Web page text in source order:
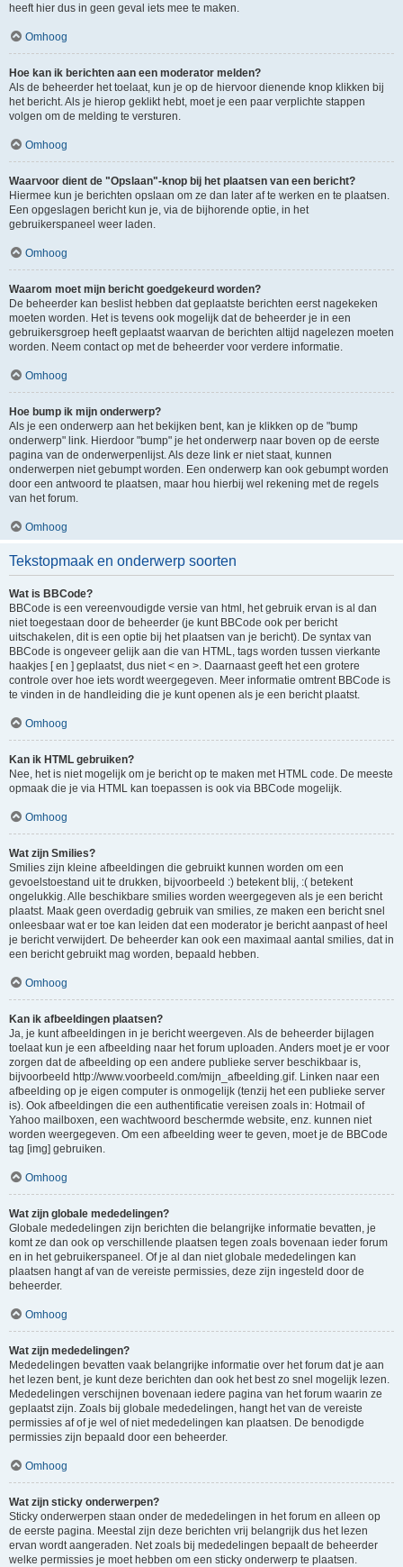
heeft hier dus in geen geval iets mee te maken.
Omhoog
Hoe kan ik berichten aan een moderator melden?
Als de beheerder het toelaat, kun je op de hiervoor dienende knop klikken bij
het bericht. Als je hierop geklikt hebt, moet je een paar verplichte stappen
volgen om de melding te versturen.
Omhoog
Waarvoor dient de "Opslaan"-knop bij het plaatsen van een bericht?
Hiermee kun je berichten opslaan om ze dan later af te werken en te plaatsen.
Een opgeslagen bericht kun je, via de bijhorende optie, in het
gebruikerspaneel weer laden.
Omhoog
Waarom moet mijn bericht goedgekeurd worden?
De beheerder kan beslist hebben dat geplaatste berichten eerst nagekeken
moeten worden. Het is tevens ook mogelijk dat de beheerder je in een
gebruikersgroep heeft geplaatst waarvan de berichten altijd nagelezen moeten
worden. Neem contact op met de beheerder voor verdere informatie.
Omhoog
Hoe bump ik mijn onderwerp?
Als je een onderwerp aan het bekijken bent, kan je klikken op de "bump
onderwerp" link. Hierdoor "bump" je het onderwerp naar boven op de eerste
pagina van de onderwerpenlijst. Als deze link er niet staat, kunnen
onderwerpen niet gebumpt worden. Een onderwerp kan ook gebumpt worden
door een antwoord te plaatsen, maar hou hierbij wel rekening met de regels
van het forum.
Omhoog
Tekstopmaak en onderwerp soorten
Wat is BBCode?
BBCode is een vereenvoudigde versie van html, het gebruik ervan is al dan
niet toegestaan door de beheerder (je kunt BBCode ook per bericht
uitschakelen, dit is een optie bij het plaatsen van je bericht). De syntax van
BBCode is ongeveer gelijk aan die van HTML, tags worden tussen vierkante
haakjes [ en ] geplaatst, dus niet < en >. Daarnaast geeft het een grotere
controle over hoe iets wordt weergegeven. Meer informatie omtrent BBCode is
te vinden in de handleiding die je kunt openen als je een bericht plaatst.
Omhoog
Kan ik HTML gebruiken?
Nee, het is niet mogelijk om je bericht op te maken met HTML code. De meeste
opmaak die je via HTML kan toepassen is ook via BBCode mogelijk.
Omhoog
Wat zijn Smilies?
Smilies zijn kleine afbeeldingen die gebruikt kunnen worden om een
gevoelstoestand uit te drukken, bijvoorbeeld :) betekent blij, :( betekent
ongelukkig. Alle beschikbare smilies worden weergegeven als je een bericht
plaatst. Maak geen overdadig gebruik van smilies, ze maken een bericht snel
onleesbaar wat er toe kan leiden dat een moderator je bericht aanpast of heel
je bericht verwijdert. De beheerder kan ook een maximaal aantal smilies, dat in
een bericht gebruikt mag worden, bepaald hebben.
Omhoog
Kan ik afbeeldingen plaatsen?
Ja, je kunt afbeeldingen in je bericht weergeven. Als de beheerder bijlagen
toelaat kun je een afbeelding naar het forum uploaden. Anders moet je er voor
zorgen dat de afbeelding op een andere publieke server beschikbaar is,
bijvoorbeeld http://www.voorbeeld.com/mijn_afbeelding.gif. Linken naar een
afbeelding op je eigen computer is onmogelijk (tenzij het een publieke server
is). Ook afbeeldingen die een authentificatie vereisen zoals in: Hotmail of
Yahoo mailboxen, een wachtwoord beschermde website, enz. kunnen niet
worden weergegeven. Om een afbeelding weer te geven, moet je de BBCode
tag [img] gebruiken.
Omhoog
Wat zijn globale mededelingen?
Globale mededelingen zijn berichten die belangrijke informatie bevatten, je
komt ze dan ook op verschillende plaatsen tegen zoals bovenaan ieder forum
en in het gebruikerspaneel. Of je al dan niet globale mededelingen kan
plaatsen hangt af van de vereiste permissies, deze zijn ingesteld door de
beheerder.
Omhoog
Wat zijn mededelingen?
Mededelingen bevatten vaak belangrijke informatie over het forum dat je aan
het lezen bent, je kunt deze berichten dan ook het best zo snel mogelijk lezen.
Mededelingen verschijnen bovenaan iedere pagina van het forum waarin ze
geplaatst zijn. Zoals bij globale mededelingen, hangt het van de vereiste
permissies af of je wel of niet mededelingen kan plaatsen. De benodigde
permissies zijn bepaald door een beheerder.
Omhoog
Wat zijn sticky onderwerpen?
Sticky onderwerpen staan onder de mededelingen in het forum en alleen op
de eerste pagina. Meestal zijn deze berichten vrij belangrijk dus het lezen
ervan wordt aangeraden. Net zoals bij mededelingen bepaalt de beheerder
welke permissies je moet hebben om een sticky onderwerp te plaatsen.